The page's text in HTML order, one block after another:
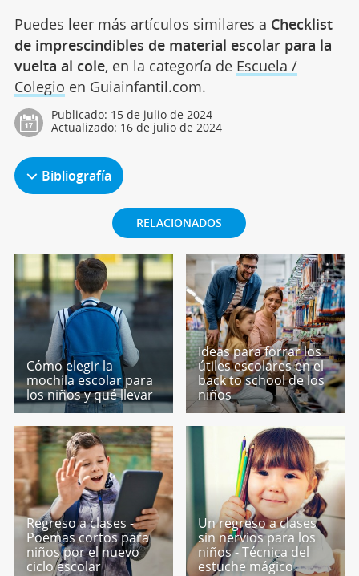
Puedes leer más artículos similares a Checklist
de imprescindibles de material escolar para la
vuelta al cole, en la categoría de Escuela /
Colegio en Guiainfantil.com.
Publicado: 15 de julio de 2024
Actualizado: 16 de julio de 2024
Bibliografía
RELACIONADOS
Cómo elegir la
mochila escolar para
los niños y qué llevar
Ideas para forrar los
útiles escolares en el
back to school de los
niños
Regreso a clases -
Poemas cortos para
niños por el nuevo
ciclo escolar
Un regreso a clases
sin nervios para los
niños - Técnica del
estuche mágico